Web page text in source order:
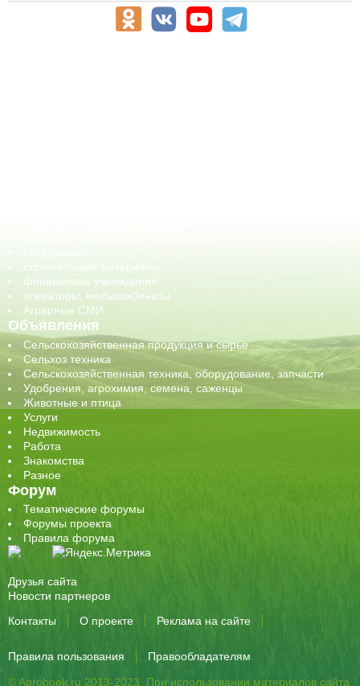
строительные материалы
финансовые учреждения
элеваторы, мелькомбинаты
Аграрные СМИ
Объявления
Сельскохозяйственная продукция и сырье
Сельхоз техника
Сельскохозяйственная техника, оборудование, запчасти
Удобрения, агрохимия, семена, саженцы
Животные и птица
Услуги
Недвижимость
Работа
Знакомства
Разное
Форум
Тематические форумы
Форумы проекта
Правила форума
Друзья сайта
Новости партнеров
Контакты
О проекте Реклама на сайте
Правила пользования
Правообладателям
© Agrobook.ru 2013-2023. При использовании материалов сайта